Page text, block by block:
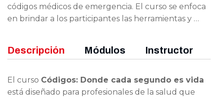
códigos médicos de emergencia. El curso se enfoca
en brindar a los participantes las herramientas y …
Descripción Módulos Instructor
El curso Códigos: Donde cada segundo es vida
está diseñado para profesionales de la salud que